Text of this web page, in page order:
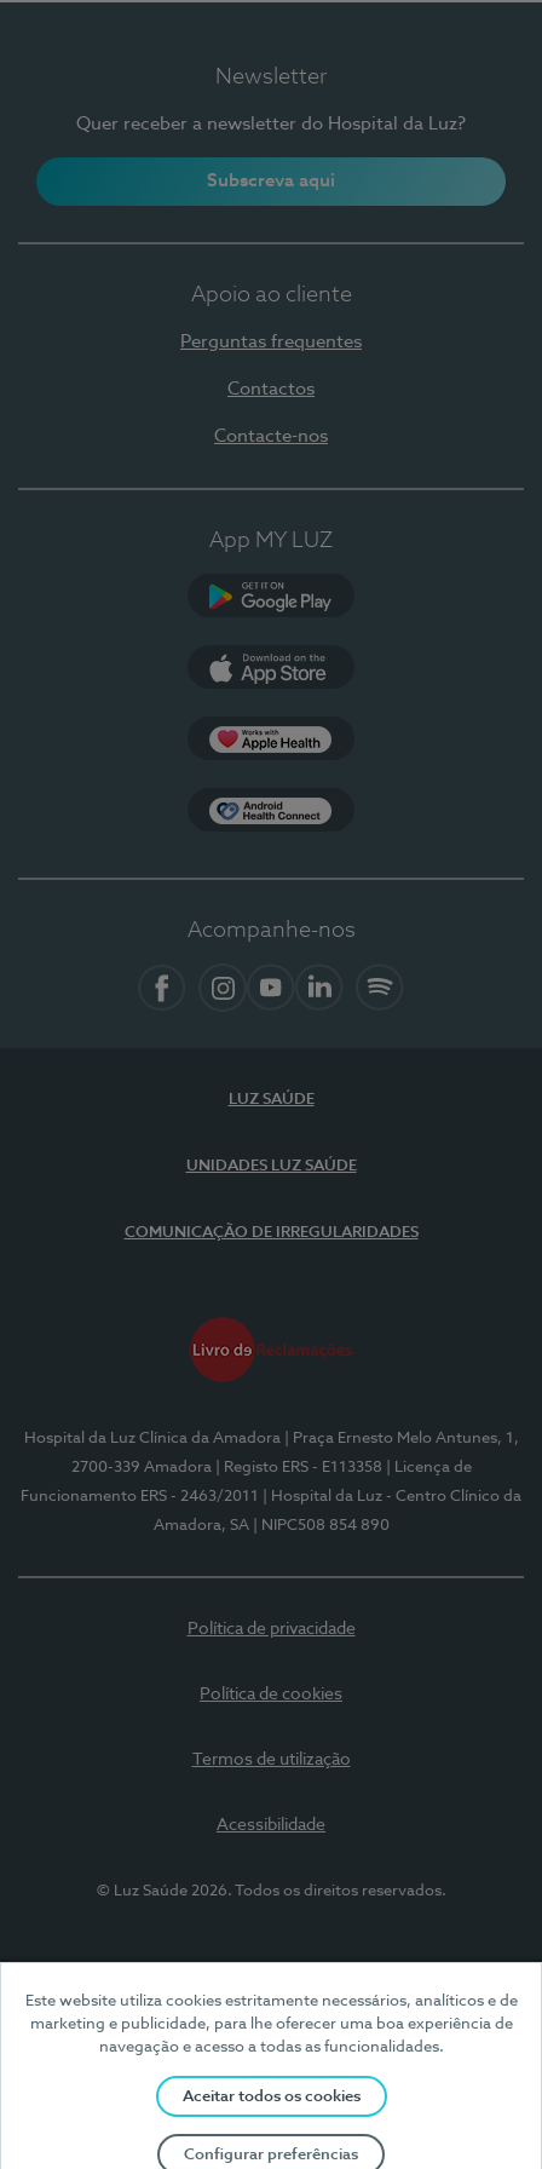
Este website utiliza cookies estritamente necessários, analíticos e de
marketing e publicidade, para lhe oferecer uma boa experiência de
navegação e acesso a todas as funcionalidades.
Aceitar todos os cookies
Configurar preferências
Newsletter
Quer receber a newsletter do Hospital da Luz?
Subscreva aqui
Apoio ao cliente
Perguntas frequentes
Contactos
Contacte-nos
App MY LUZ
Acompanhe-nos
LUZ SAÚDE
UNIDADES LUZ SAÚDE
COMUNICAÇÃO DE IRREGULARIDADES
Hospital da Luz Clínica da Amadora
| Praça Ernesto Melo Antunes, 1,
2700-339 Amadora
| Registo ERS - E113358
| Licença de
Funcionamento ERS - 2463/2011
| Hospital da Luz - Centro Clínico da
Amadora, SA
| NIPC508 854 890
Política de privacidade
Política de cookies
Termos de utilização
Acessibilidade
© Luz Saúde 2026. Todos os direitos reservados.